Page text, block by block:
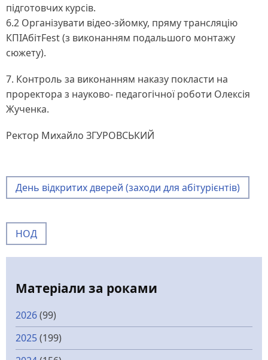
підготовчих курсів.
6.2 Організувати відео-зйомку, пряму трансляцію
КПІАбітFest (з виконанням подальшого монтажу
сюжету).
7. Контроль за виконанням наказу покласти на
проректора з науково- педагогічної роботи Олексія
Жученка.
Ректор Михайло ЗГУРОВСЬКИЙ
День відкритих дверей (заходи для абітурієнтів)
НОД
Матеріали за роками
2026(99)
2025(199)